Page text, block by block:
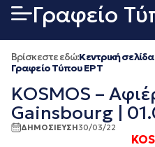
Γραφείο
Βρίσκεστε εδώ:Κεντρική σελίδα
Γραφείο Τύπου ΕΡΤ
KOSMOS –
Gainsbourg |
ΔΗΜΟΣΙΕΥΣΗ30/03/22